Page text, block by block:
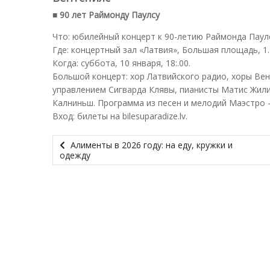
■ 90 лет Раймонду Паулсу
Что: юбилейный концерт к 90-летию Раймонда
Где: концертный зал «Латвия», Большая площадь, 1.
Когда: суббота, 10 января, 18:.00.
Большой концерт: хор Латвийского радио, хоры
управлением Сигварда Клявы, пианисты Матиc
Калниньш. Программа из песен и мелодий Маэстро
Вход: билеты на bilesuparadize.lv.
Алименты в 2026 году: на еду, кружки и
одежду